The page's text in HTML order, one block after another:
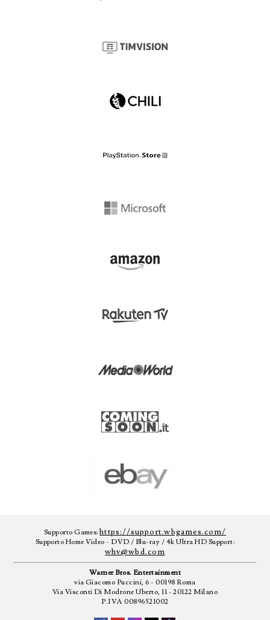
Supporto Games:https://support.wbgames.com/
Supporto Home Video - DVD / Blu-ray / 4k Ultra HD Support:
whv@wbd.com
Warner Bros. Entertainment
via Giacomo Puccini, 6 - 00198 Roma
Via Visconti Di Modrone Uberto, 11 - 20122 Milano
P.IVA 00896521002